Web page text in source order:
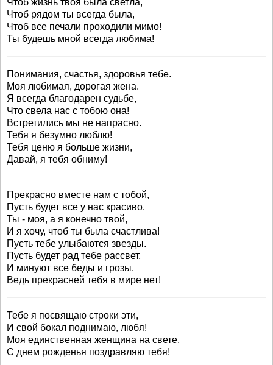
Чтоб жизнь твоя была светла,
Чтоб рядом ты всегда была,
Чтоб все печали проходили мимо!
Ты будешь мной всегда любима!
Понимания, счастья, здоровья тебе.
Моя любимая, дорогая жена.
Я всегда благодарен судьбе,
Что свела нас с тобою она!
Встретились мы не напрасно.
Тебя я безумно люблю!
Тебя ценю я больше жизни,
Давай, я тебя обниму!
Прекрасно вместе нам с тобой,
Пусть будет все у нас красиво.
Ты - моя, а я конечно твой,
И я хочу, чтоб ты была счастлива!
Пусть тебе улыбаются звезды.
Пусть будет рад тебе рассвет,
И минуют все беды и грозы.
Ведь прекрасней тебя в мире нет!
Тебе я посвящаю строки эти,
И свой бокал поднимаю, любя!
Моя единственная женщина на свете,
С днем рожденья поздравляю тебя!